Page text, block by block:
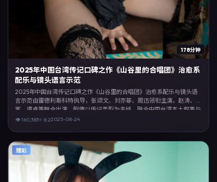
178分钟
2025年中国台湾传记口碑之作《山谷里的合唱团》治愈系
配乐与镜头语言示范
2025年中国台湾传记口碑之作《山谷里的合唱团》治愈系配乐与镜头语
言示范由雷德利·斯科特执导，张颂文、刘亦菲、周迅领衔主演，赵涛、白
客、谭卓等联合出演。剧情以传记类型为主线，融合中国台湾本土叙事与
人物弧光，适合检索「传记电影 中国台湾 雷德利·斯科特 张颂文」等关键
评长文与专题策划的引用素材。
👁160,383⭐ 8.22025-08-24
臻彩